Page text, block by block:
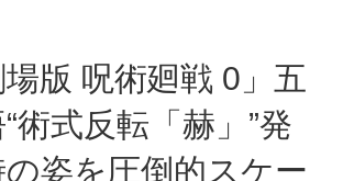
場版 呪術廻戦 0」五
術式反転「赫」”発
の姿を圧倒的スケー